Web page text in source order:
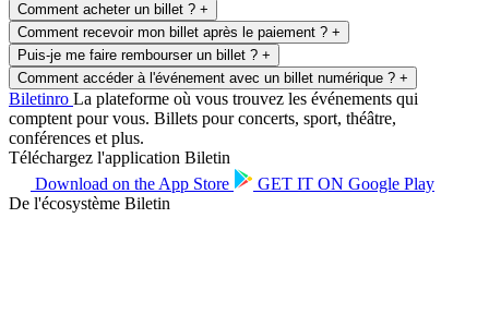
Comment acheter un billet ? +
Comment recevoir mon billet après le paiement ? +
Puis-je me faire rembourser un billet ? +
Comment accéder à l'événement avec un billet numérique ? +
Biletinro La plateforme où vous trouvez les événements qui
comptent pour vous. Billets pour concerts, sport, théâtre,
conférences et plus.
Téléchargez l'application Biletin
Download on the App Store GET IT ON Google Play
De l'écosystème Biletin